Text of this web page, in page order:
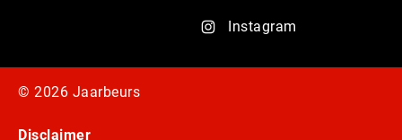
Instagram
© 2026 Jaarbeurs
Disclaimer